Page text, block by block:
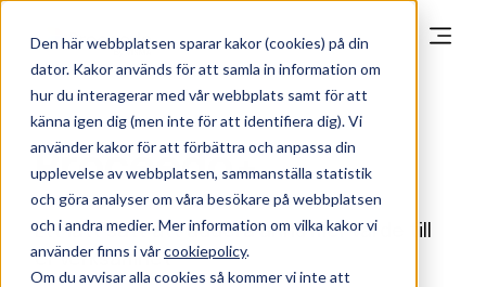
Den här webbplatsen sparar kakor (cookies) på din
dator. Kakor används för att samla in information om
hur du interagerar med vår webbplats samt för att
känna igen dig (men inte för att identifiera dig). Vi
använder kakor för att förbättra och anpassa din
upplevelse av webbplatsen, sammanställa statistik
och göra analyser om våra besökare på webbplatsen
och i andra medier. Mer information om vilka kakor vi
använder finns i vårcookiepolicy.
Om du avvisar alla cookies så kommer vi inte att
Proceedo+
Ett lätt sätt att addera ännu mer värde till
er verksamhet